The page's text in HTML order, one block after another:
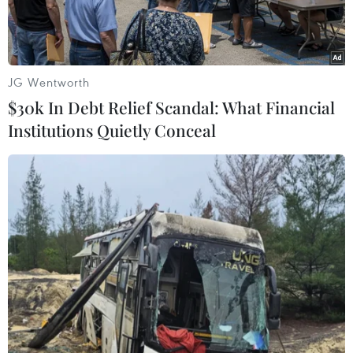
Bộ trưởng Ngoại giao Trung Quốc Vương Nghị. (Nguồn:
Kyodo/TTXVN)
Reuters đưa tin ngày 23/4, Ngoại trưởng Trung
Quốc Vương Nghị đã lên tiếng trấn an Pakistan
rằng mối quan hệ giữa hai nước vững mạnh
hơn bao giờ hết và sẽ "không bao giờ sa sút."
JG Wentworth
$30k In Debt Relief Scandal: What Financial
Institutions Quietly Conceal